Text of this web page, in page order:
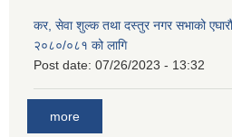
कर, सेवा शुल्क तथा दस्तुर नगर सभाको
२०८०/०८१ को लागि
Post date: 07/26/2023 - 13:32
more